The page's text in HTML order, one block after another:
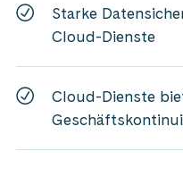
Starke
Cloud-Dienste
Cloud-Dienste